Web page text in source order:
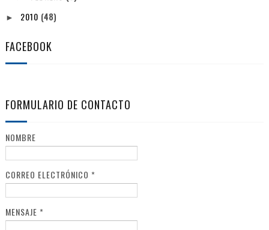
► 2010 (48)
FACEBOOK
FORMULARIO DE CONTACTO
NOMBRE
CORREO ELECTRÓNICO *
MENSAJE *